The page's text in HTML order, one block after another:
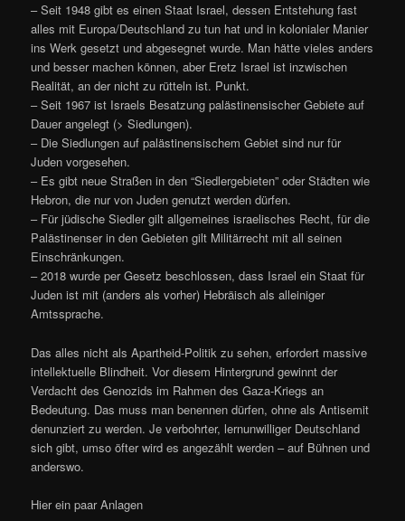
– Seit 1948 gibt es einen Staat Israel, dessen Entstehung fast
alles mit Europa/Deutschland zu tun hat und in kolonialer Manier
ins Werk gesetzt und abgesegnet wurde. Man hätte vieles anders
und besser machen können, aber Eretz Israel ist inzwischen
Realität, an der nicht zu rütteln ist. Punkt.
– Seit 1967 ist Israels Besatzung palästinensischer Gebiete auf
Dauer angelegt (> Siedlungen).
– Die Siedlungen auf palästinensischem Gebiet sind nur für
Juden vorgesehen.
– Es gibt neue Straßen in den “Siedlergebieten” oder Städten wie
Hebron, die nur von Juden genutzt werden dürfen.
– Für jüdische Siedler gilt allgemeines israelisches Recht, für die
Palästinenser in den Gebieten gilt Militärrecht mit all seinen
Einschränkungen.
– 2018 wurde per Gesetz beschlossen, dass Israel ein Staat für
Juden ist mit (anders als vorher) Hebräisch als alleiniger
Amtssprache.
Das alles nicht als Apartheid-Politik zu sehen, erfordert massive
intellektuelle Blindheit. Vor diesem Hintergrund gewinnt der
Verdacht des Genozids im Rahmen des Gaza-Kriegs an
Bedeutung. Das muss man benennen dürfen, ohne als Antisemit
denunziert zu werden. Je verbohrter, lernunwilliger Deutschland
sich gibt, umso öfter wird es angezählt werden – auf Bühnen und
anderswo.
Hier ein paar Anlagen